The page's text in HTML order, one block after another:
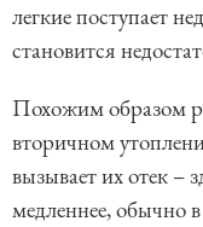
легкие поступает
становится
Похожим образом
вторичном
вызывает их отек –
медленнее, обычно